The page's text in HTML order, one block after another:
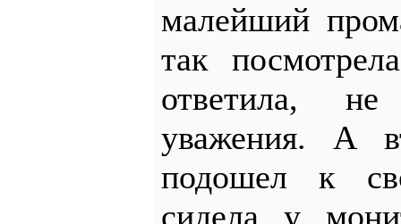
малейший
так
ответила,
уважения. А
подошел к
сидела у